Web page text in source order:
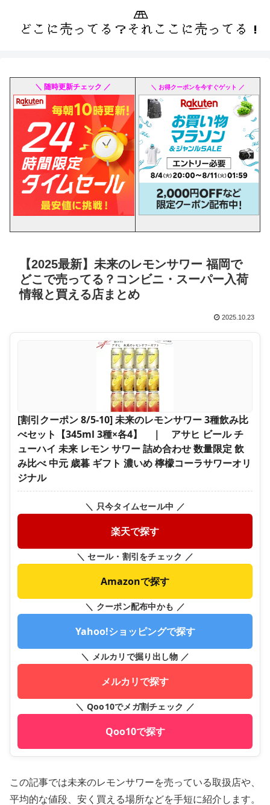
＼ 随時更新チェック ／ ＼ お得クーポンを今すぐゲット ／
【2025最新】未来のレモンサワー 福岡で
どこで売ってる？コンビニ・スーパー入荷
情報と買える店まとめ
2025.10.23
[割引クーポン 8/5-10] 未来のレモンサワー 3種飲み比
べセット【345ml 3種×各4】 ｜ アサヒ ビール チ
ューハイ 未来 レモン サワー 詰め合わせ 数量限定 飲
み比べ 中元 歳暮 ギフト 濃いめ 檸檬コーラサワーオリ
ジナル
＼ 只今タイムセール中 ／
楽天で探す
＼ セール・割引をチェック ／
Amazonで探す
＼ クーポン配布中かも ／
Yahoo!ショッピングで探す
＼ メルカリで掘り出し物 ／
メルカリで探す
＼ Qoo10でメガ割チェック ／
Qoo10で探す
この記事では未来のレモンサワーを売っている取扱店や、
平均的な値段、安く買える場所などを手短に紹介します。